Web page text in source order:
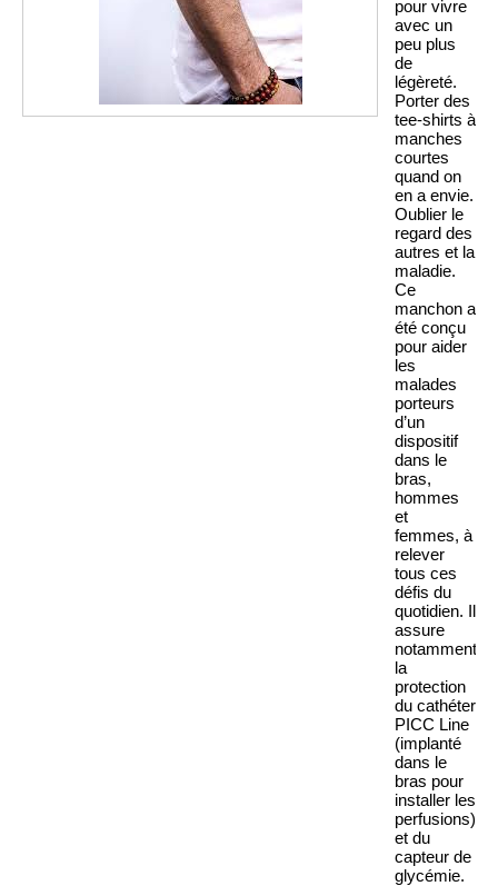
pour vivre
avec un
peu plus
de
légèreté.
Porter des
tee-shirts à
manches
courtes
quand on
en a envie.
Oublier le
regard des
autres et la
maladie.
Ce
manchon a
été conçu
pour aider
les
malades
porteurs
d’un
dispositif
dans le
bras,
hommes
et
femmes, à
relever
tous ces
défis du
quotidien. Il
assure
notamment
la
protection
du cathéter
PICC Line
(implanté
dans le
bras pour
installer les
perfusions)
et du
capteur de
glycémie.